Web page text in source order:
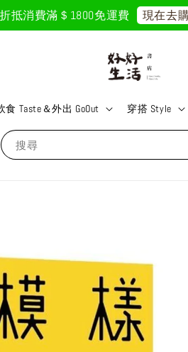
費滿＄1800免運費 現在去購物！
搜尋
食 Taste＆外出 GoOut 穿搭 Style